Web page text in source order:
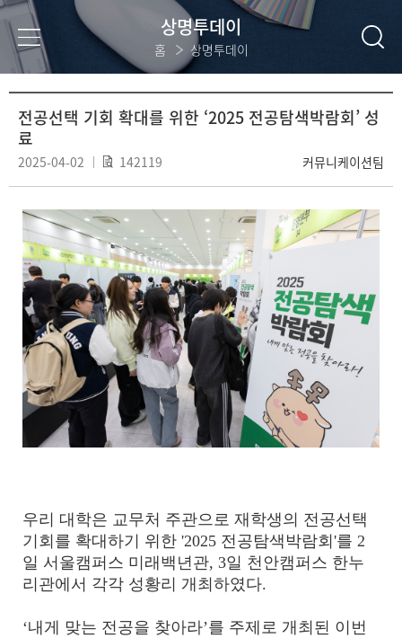
상명투데이
홈 상명투데이
전공선택 기회 확대를 위한 ‘2025 전공탐색박람회’ 성
료
2025-04-02 142119 커뮤니케이션팀
우리 대학은 교무처 주관으로 재학생의 전공선택
기회를 확대하기 위한 '2025 전공탐색박람회'를 2
일 서울캠퍼스 미래백년관, 3일 천안캠퍼스 한누
리관에서 각각 성황리 개최하였다.
‘내게 맞는 전공을 찾아라’를 주제로 개최된 이번